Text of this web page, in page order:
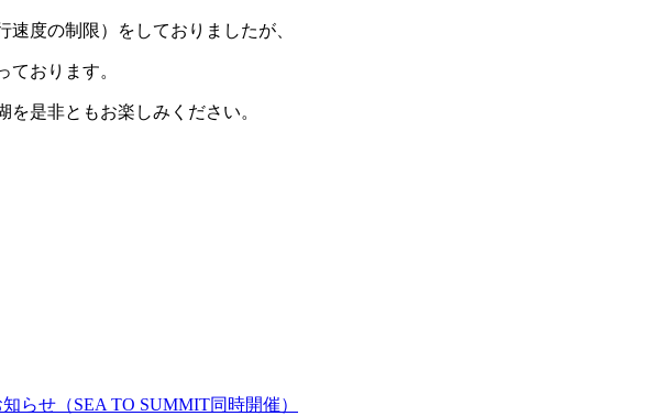
度の制限）をしておりましたが、
おります。
是非ともお楽しみください。
らせ（SEA TO SUMMIT同時開催）